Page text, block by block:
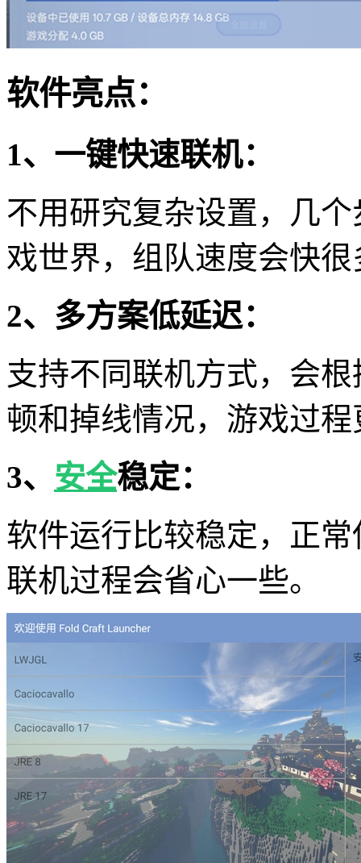
软件亮点：
1、一键快速联机：
不用研究复杂设置，几
戏世界，组队速度会快很
2、多方案低延迟：
支持不同联机方式，会
顿和掉线情况，游戏过
3、 安全稳定：
软件运行比较稳定，正
联机过程会省心一些。